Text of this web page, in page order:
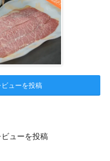
ューを投稿
ューを投稿